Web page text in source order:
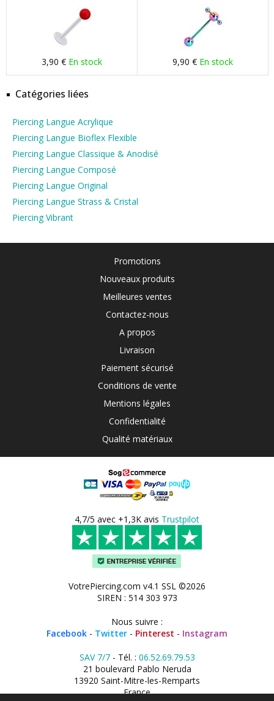
3,90 € En stock 9,90 € En stock
Catégories liées
Piercing Langue Acrylique
Piercing Langue Bioflex Flexible
Piercing Langue Classique & Anodisé
Piercing Langue Composé
Piercing Langue Original
Piercing Langue Strass & Cristal
Piercing Vibrant
Promotions
Nouveaux produits
Meilleures ventes
Contactez-nous
A propos
Livraison
Paiement sécurisé
Conditions de vente
Mentions légales
Confidentialité
Qualité matériaux
4,7/5 avec +1,3K avis Trustpilot
VotrePiercing.com v4.1 SSL ©2026
SIREN : 514 303 973
Nous suivre :
Facebook - Twitter - Pinterest - Instagram
SAV 7/7- Tél. : 06.52.69.79.53
21 boulevard Pablo Neruda
13920 Saint-Mitre-les-Remparts
France